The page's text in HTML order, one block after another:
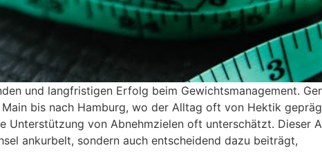
und langfristigen Erfolg beim Gewichtsmanagement.
bis nach Hamburg, wo der Alltag oft von Hektik
Unterstützung von Abnehmzielen oft unterschätzt. Dieser
ankurbelt, sondern auch entscheidend dazu beiträgt,